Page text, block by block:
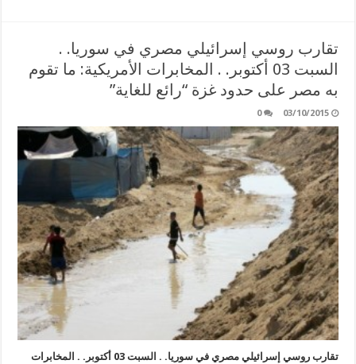
تقارب روسي إسرائيلي مصري في سوريا. .
السبت 03 أكتوبر. . المخابرات الأمريكية: ما تقوم
به مصر على حدود غزة “رائع للغاية”
03/10/2015
0
تقارب روسي إسرائيلي مصري في سوريا. . السبت 03 أكتوبر. . المخابرات